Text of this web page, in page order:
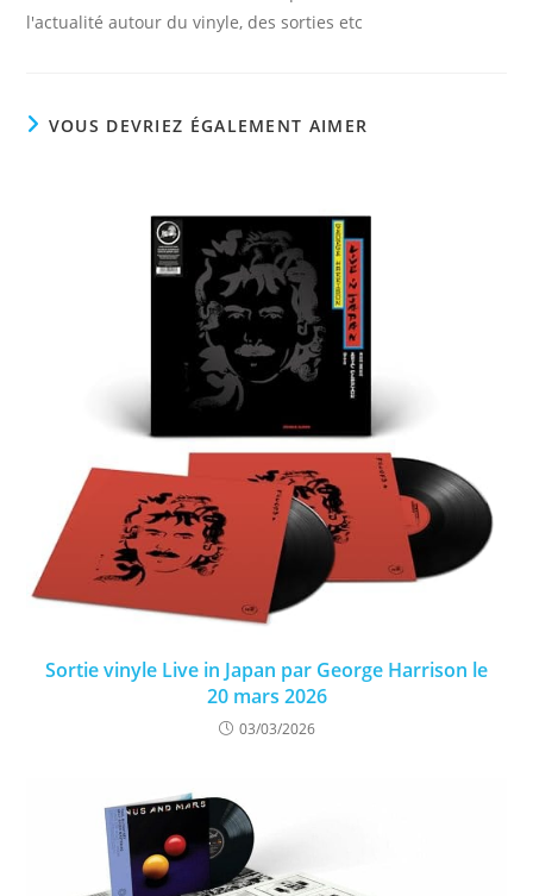
l'actualité autour du vinyle, des sorties etc
VOUS DEVRIEZ ÉGALEMENT AIMER
Sortie vinyle Live in Japan par George Harrison le
20 mars 2026
03/03/2026